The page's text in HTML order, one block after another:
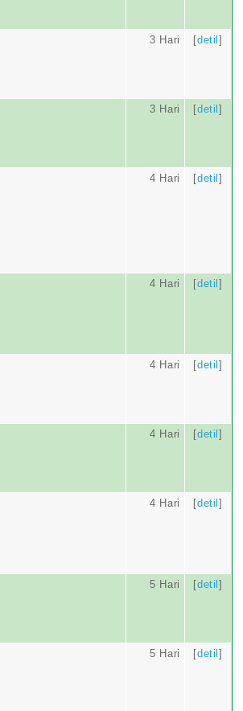
3 Hari [detil]
3 Hari [detil]
4 Hari [detil]
4 Hari [detil]
4 Hari [detil]
4 Hari [detil]
4 Hari [detil]
5 Hari [detil]
5 Hari [detil]